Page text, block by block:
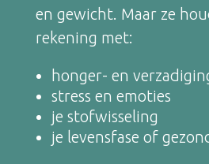
en gewicht. Maar ze
rekening met:
honger- en
stress en emoties
je stofwisseling
je levensfase of